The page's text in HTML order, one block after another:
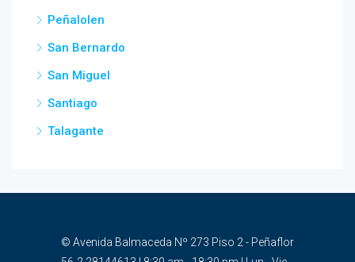
Peñalolen
San Bernardo
San Miguel
Santiago
Talagante
© Avenida Balmaceda Nº 273 Piso 2 - Peñaflor